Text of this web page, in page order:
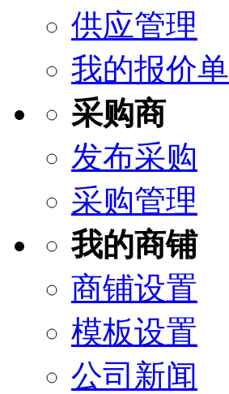
供应管理
我的报价单
采购商
发布采购
采购管理
我的商铺
商铺设置
模板设置
公司新闻